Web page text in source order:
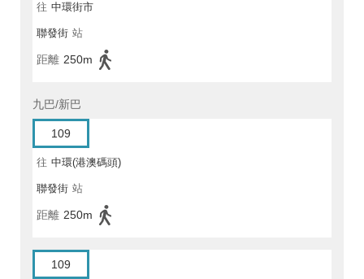
往 中環街市
聯發街 站
距離 250m
九巴/新巴
109
往 中環(港澳碼頭)
聯發街 站
距離 250m
109